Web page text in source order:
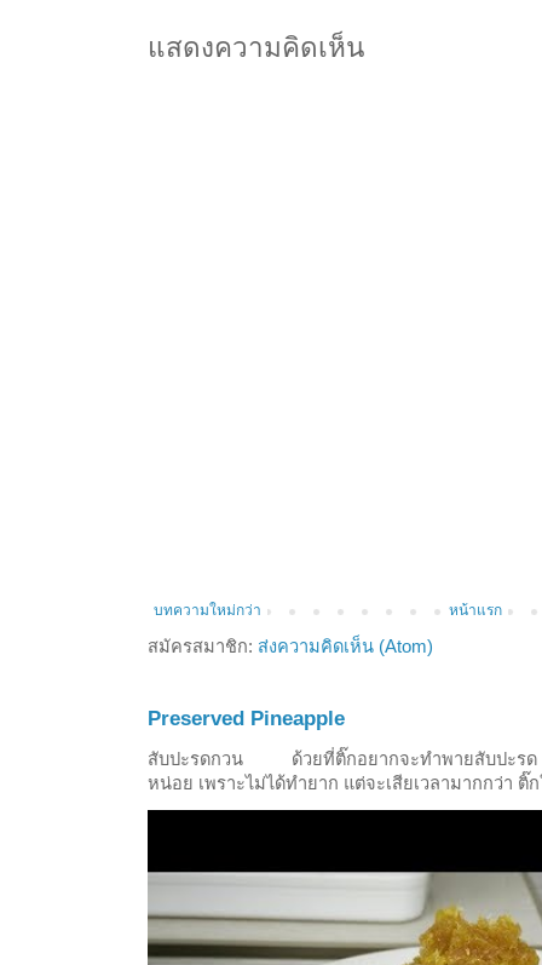
แสดงความคิดเห็น
บทความใหม่กว่า หน้าแรก
สมัครสมาชิก: ส่งความคิดเห็น (Atom)
Preserved Pineapple
สับปะรดกวน ด้วยที่ติ๊กอยากจะทำพายสับปะรด ก็
หน่อย เพราะไม่ได้ทำยาก แต่จะเสียเวลามากกว่า ติ๊